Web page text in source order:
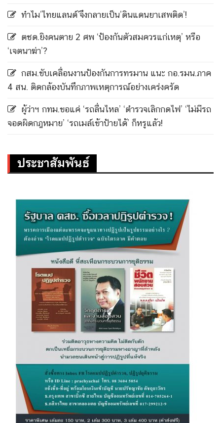
ทำไม’ไทยแลนด์’จึงกลายเป็น’ดินแดนยาเสพติด’!
ตชด.ยิงคนตาย 2 ศพ ‘ป้องกันตัวสมควรแก่เหตุ’ หรือ
‘เจตนาฆ่า’?
กสม.ขับเคลื่อนงานป้องกันการทรมาน แนะ กอ.รมน.ภาค
4 สน. ติดกล้องบันทึกภาพเหตุการณ์อย่างเคร่งครัด
ผู้ว่าฯ กทม.ขอแค่ ‘รถลื่นไหล’ ‘ตำรวจเลิกกดไฟ’ ‘ไม่มีรถ
จอดผิดกฎหมาย’ ‘รถเมล์เข้าป้ายได้’ ก็หรูแล้ว!
ประชาสัมพันธ์